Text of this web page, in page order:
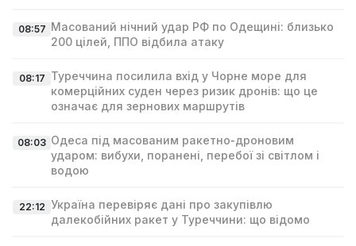
08:57 Масований нічний удар РФ по Одещині: близько
200 цілей, ППО відбила атаку
08:17 Туреччина посилила вхід у Чорне море для
комерційних суден через ризик дронів: що це
означає для зернових маршрутів
08:03 Одеса під масованим ракетно‑дроновим
ударом: вибухи, поранені, перебої зі світлом і
водою
22:12 Україна перевіряє дані про закупівлю
далекобійних ракет у Туреччини: що відомо